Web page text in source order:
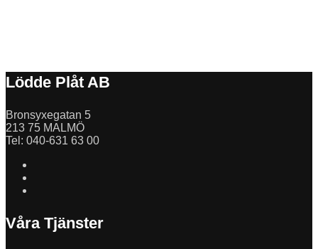
Lödde Plåt AB
Bronsyxegatan 5
213 75 MALMÖ
Tel: 040-631 63 00
Våra Tjänster